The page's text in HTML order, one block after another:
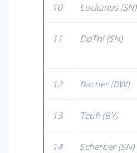
10 Luckanus (SN)
11 DoThi (SN)
12 Bacher (BW)
13 Teufl (BY)
14 Scherber (SN)